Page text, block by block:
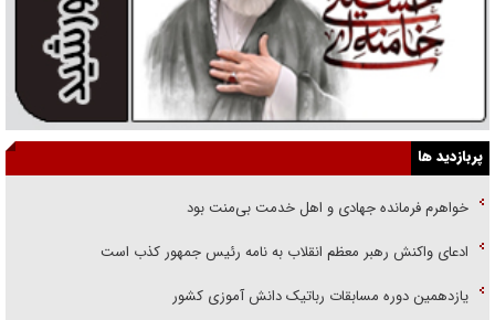
پربازدید ها
خواهرم فرمانده جهادی و اهل خدمت بی‌منت بود
ادعای واکنش رهبر معظم انقلاب به نامه رئیس جمهور کذب است
یازدهمین دوره مسابقات رباتیک دانش آموزی کشور